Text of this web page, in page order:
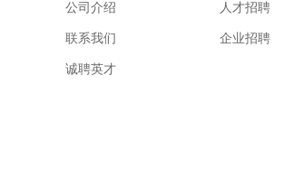
公司介绍
联系我们
诚聘英才
人才招聘
企业招聘